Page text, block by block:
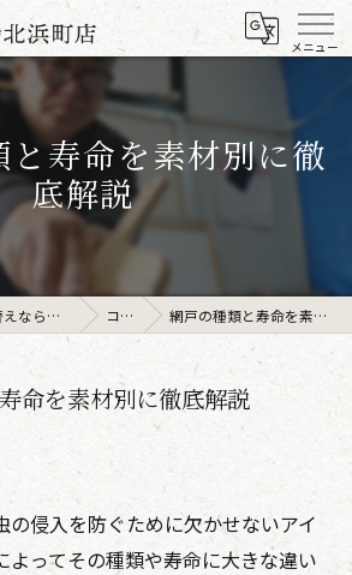
と寿命を素材別に徹
底解説
兵庫県高砂市の張替えなら金沢屋高砂北浜町店 コラム 網戸の種類と寿命を素材別に徹底解説
命を素材別に徹底解説
の侵入を防ぐために欠かせないアイ
よってその種類や寿命に大きな違い